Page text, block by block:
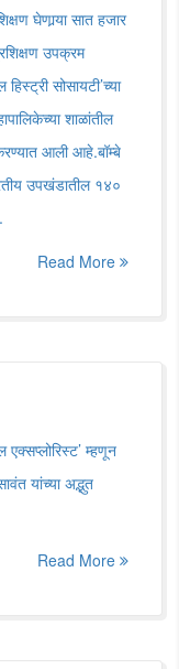
घेणार्‍या सात हजार
उपक्रम
सोसायटी’च्या
शाळांतील
करण्यात आली आहे.बॉम्बे
उपखंडातील १४०
Read More
एक्सप्लोरिस्ट’ म्हणून
यांच्या अद्भुत
Read More